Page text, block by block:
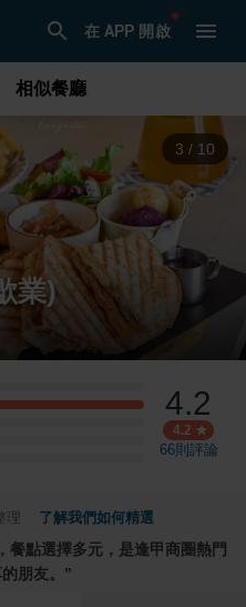
在 APP 開啟
相似餐廳
4 / 10
業)
4.2
4.2
66則評論
理 了解我們如何精選
餐點選擇多元，是逢甲商圈熱門
朋友。 ”